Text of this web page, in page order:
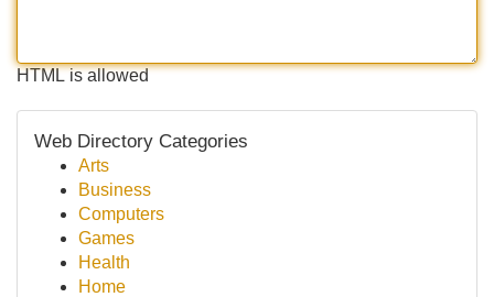
HTML is allowed
Web Directory Categories
Arts
Business
Computers
Games
Health
Home